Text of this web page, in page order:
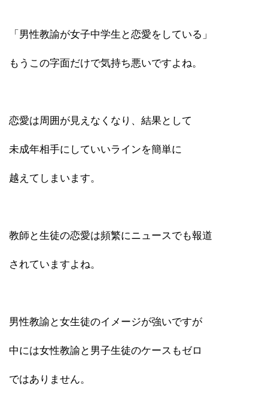
「男性教諭が女子中学生と恋愛をしている」
もうこの字面だけで気持ち悪いですよね。
恋愛は周囲が見えなくなり、結果として
未成年相手にしていいラインを簡単に
越えてしまいます。
教師と生徒の恋愛は頻繁にニュースでも報道
されていますよね。
男性教諭と女生徒のイメージが強いですが
中には女性教諭と男子生徒のケースもゼロ
ではありません。